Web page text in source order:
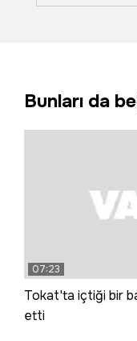
döndü: 1’i ağır 4
Bunları da
07:23
Tokat'ta içtiği bir
etti